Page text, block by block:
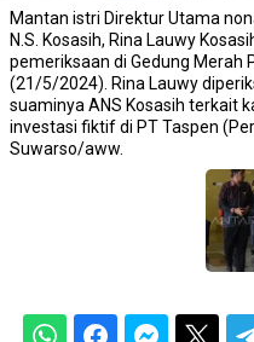
Mantan istri Direktur Utama
N.S. Kosasih, Rina Lauwy
pemeriksaan di Gedung Merah
(21/5/2024). Rina Lauwy
suaminya ANS Kosasih terkait
investasi fiktif di PT Taspen
Suwarso/aww.